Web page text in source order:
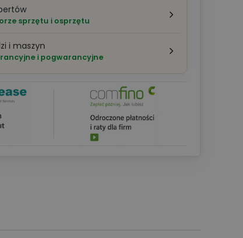
sprzętu i osprzętu
i maszyn
i pogwarancyjne